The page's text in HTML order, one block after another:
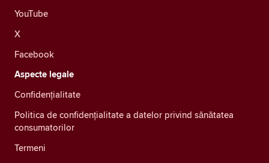
YouTube
X
Facebook
Aspecte legale
Confidenţialitate
Politica de confidențialitate a datelor privind sănătatea
consumatorilor
Termeni